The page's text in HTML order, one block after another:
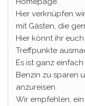
Hier verknüpfen
mit Gästen, die
Hier könnt ihr
Treffpunkte
Es ist ganz
Benzin zu sparen
anzureisen.
Wir empfehlen,